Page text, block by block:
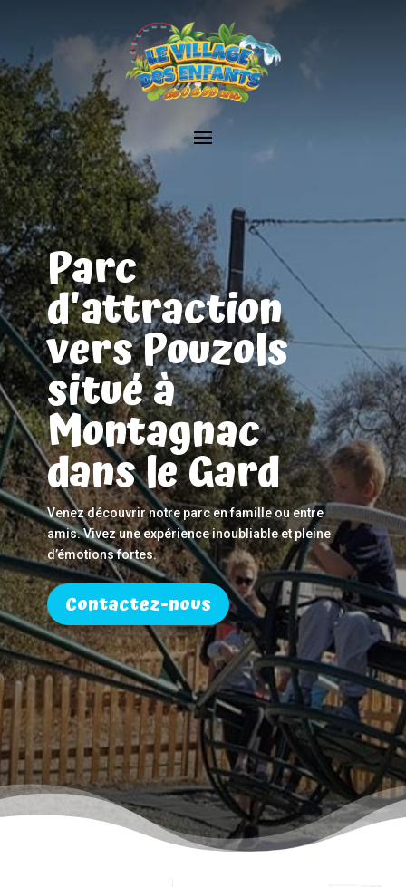
Parc
d'attraction
vers Pouzols
situé à
Montagnac
dans le Gard
Venez découvrir notre parc en famille ou entre
amis. Vivez une expérience inoubliable et pleine
d’émotions fortes.
Contactez-nous